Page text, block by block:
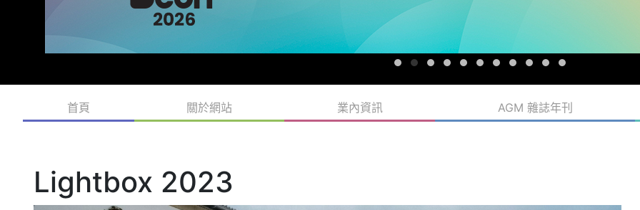
首頁 關於網站 業內資訊 AGM 雜誌年刊
Lightbox 2023